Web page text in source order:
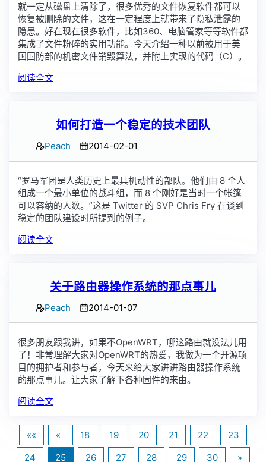
就一定从磁盘上清除了，很多优秀的文件恢复软件都可以
恢复被删除的文件，这在一定程度上就带来了隐私泄露的
隐患。好在现在很多软件，比如360、电脑管家等等软件都
集成了文件粉碎的实用功能。今天介绍一种以前被用于美
国国防部的机密文件销毁算法，并附上实现的代码（C）。
阅读全文
如何打造一个稳定的技术团队
Peach 2014-02-01
“罗马军团是人类历史上最具机动性的部队。他们由 8 个人
组成一个最小单位的战斗组，而 8 个刚好是当时一个帐篷
可以容纳的人数。”这是 Twitter 的 SVP Chris Fry 在谈到
稳定的团队建设时所提到的例子。
阅读全文
关于路由器操作系统的那点事儿
Peach 2014-01-07
很多朋友跟我讲，如果不OpenWRT，哪这路由就没法儿用
了！非常理解大家对OpenWRT的热爱，我做为一个开源项
目的拥护者和参与者，今天来给大家讲讲路由器操作系统
的那点事儿。让大家了解下各种固件的来由。
阅读全文
«« « 18 19 20 21 22
23
24
25 26 27 28 29 30 »